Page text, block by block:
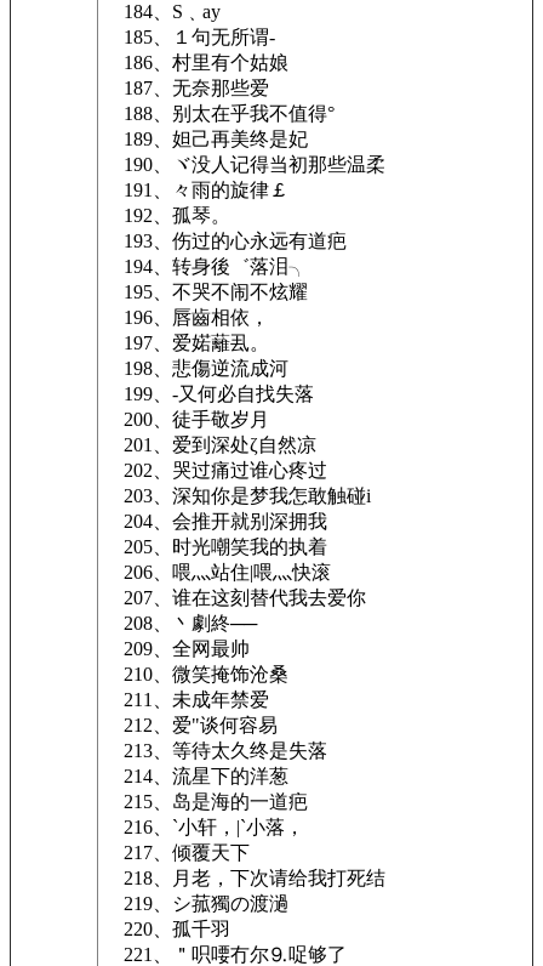
184、S﹑ay
185、１句无所谓-
186、村里有个姑娘
187、无奈那些爱
188、别太在乎我不值得°
189、妲己再美终是妃
190、ヾ没人记得当初那些温柔
191、々雨的旋律￡
192、孤琴。
193、伤过的心永远有道疤
194、转身後゛落泪╮
195、不哭不闹不炫耀
196、唇齒相依，
197、爱婼蘺厾。
198、悲傷逆流成河
199、-又何必自找失落
200、徒手敬岁月
201、爱到深处ζ自然凉
202、哭过痛过谁心疼过
203、深知你是梦我怎敢触碰i
204、会推开就别深拥我
205、时光嘲笑我的执着
206、喂灬站住|喂灬快滚
207、谁在这刻替代我去爱你
208、丶劇終──
209、全网最帅
210、微笑掩饰沧桑
211、未成年禁爱
212、爱"谈何容易
213、等待太久终是失落
214、流星下的洋葱
215、岛是海的一道疤
216、`小轩，|`小落，
217、倾覆天下
218、月老，下次请给我打死结
219、シ菰獨の渡濄
220、孤千羽
221、＂呮喓冇尔⒐哫够了